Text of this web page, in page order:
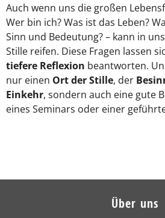
Auch wenn uns die großen
Wer bin ich? Was ist das Leben?
Sinn und Bedeutung? – kann in
Stille reifen. Diese Fragen lassen
tiefere Reflexion beantworten.
nur einen Ort der Stille, der
Einkehr, sondern auch eine gute
eines Seminars oder einer
Über uns